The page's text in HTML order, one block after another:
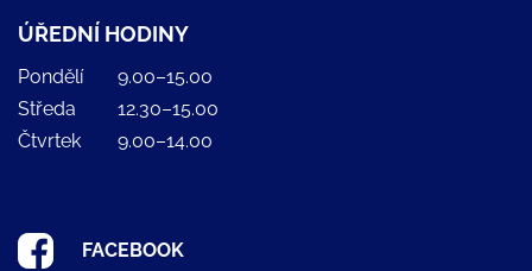
ÚŘEDNÍ HODINY
Pondělí
9.00–15.00
Středa
12.30–15.00
Čtvrtek
9.00–14.00
FACEBOOK